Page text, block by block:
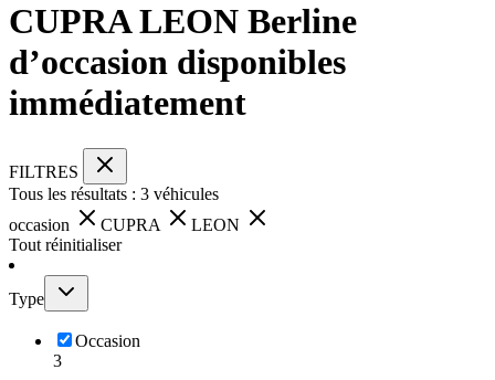
CUPRA LEON Berline
d’occasion disponibles
immédiatement
FILTRES
Tous les résultats : 3 véhicules
occasion
CUPRA
LEON
Tout réinitialiser
Type
Occasion
3